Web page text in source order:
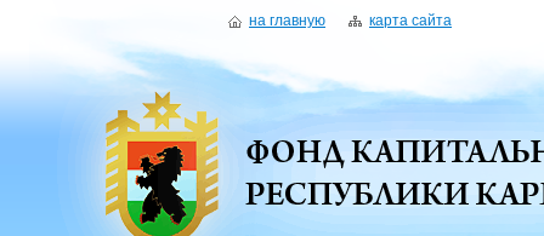
на главную карта сайта